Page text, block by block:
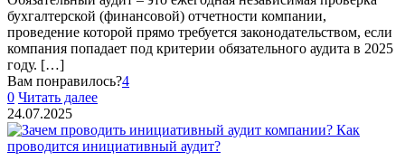
бухгалтерской (финансовой) отчетности компании,
проведение которой прямо требуется законодательством, если
компания попадает под критерии обязательного аудита в 2025
году. […]
Вам понравилось?4
0 Читать далее
24.07.2025